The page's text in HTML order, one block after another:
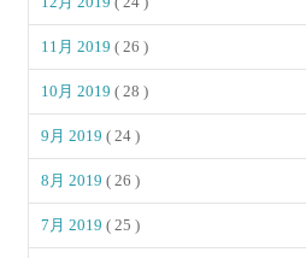
11月 2019( 26 )
10月 2019( 28 )
9月 2019( 24 )
8月 2019( 26 )
7月 2019( 25 )